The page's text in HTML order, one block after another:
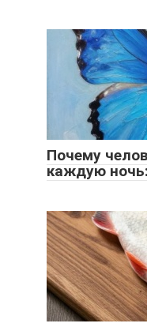
Почему
каждую